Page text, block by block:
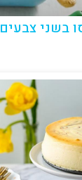
בשני צבעים